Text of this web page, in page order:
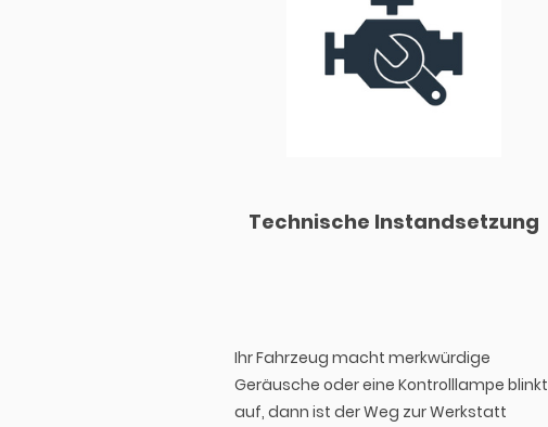
Technische Instandsetzung
Ihr Fahrzeug macht merkwürdige
Geräusche oder eine Kontrolllampe blinkt
auf, dann ist der Weg zur Werkstatt